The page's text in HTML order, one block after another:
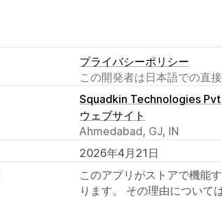
プライバシーポリシー
この開発者は日本語での直
Squadkin Technologies
ウェブサイト
Ahmedabad, GJ, IN
2026年4月21日
このアプリがストアで機能
ります。 その理由について